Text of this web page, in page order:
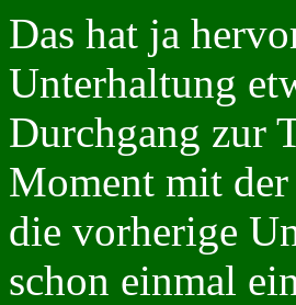
Das hat ja
Unterhaltung
Durchgang zur
Moment mit der
die vorherige
schon einmal